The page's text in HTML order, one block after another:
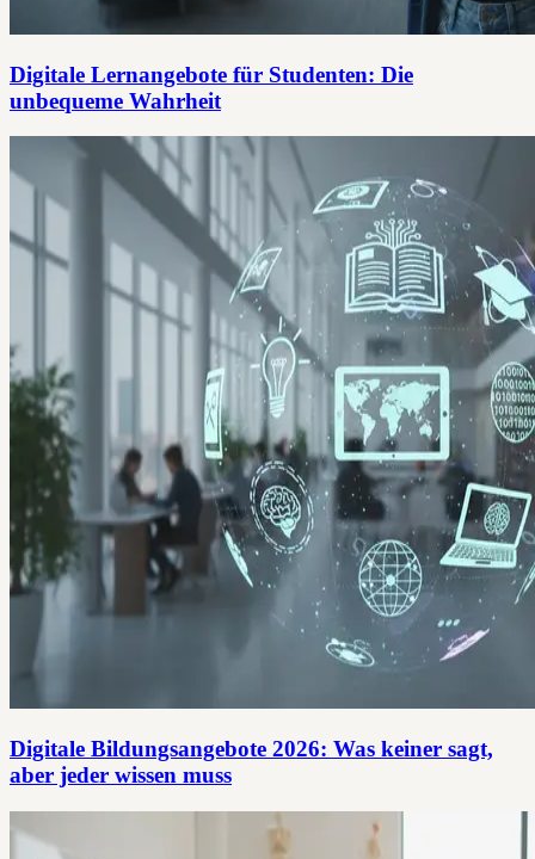
Digitale Lernangebote für Studenten: Die
unbequeme Wahrheit
Digitale Bildungsangebote 2026: Was keiner sagt,
aber jeder wissen muss